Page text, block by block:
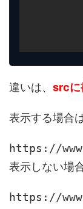
違いは、 srcに
表示する場合は
https://
表示しない場合
https://